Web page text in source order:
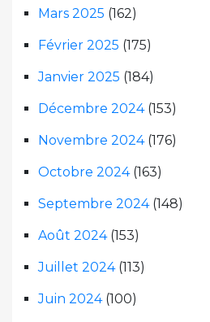
Mars 2025 (162)
Février 2025 (175)
Janvier 2025 (184)
Décembre 2024(153)
Novembre 2024(176)
Octobre 2024(163)
Septembre 2024(148)
Août 2024(153)
Juillet 2024(113)
Juin 2024(100)